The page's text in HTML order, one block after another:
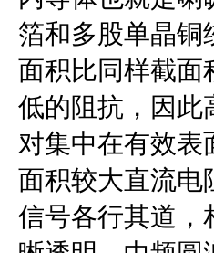
箔和多股单晶铜
面积比同样截面
低的阻抗，因此
对集中在有效表
面积较大直流电
信号各行其道，